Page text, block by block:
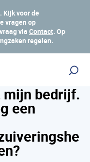
Kijk voor de
vragen op
via Contact. Op
regelen.
mijn bedrijf.
een